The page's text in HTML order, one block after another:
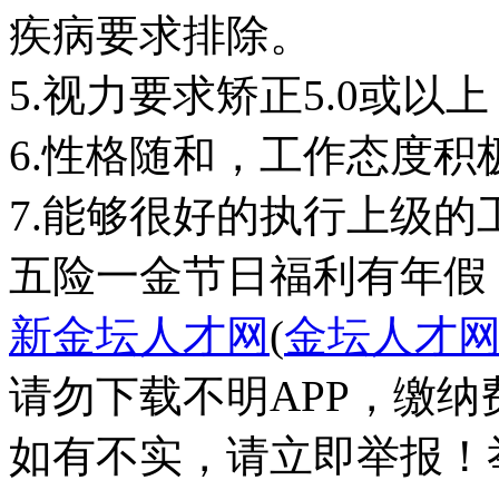
疾病要求排除。
5.视力要求矫正5.0或以
6.性格随和，工作态度积
五险一金节日福利 有年假
新金坛人才网(金坛人才
请勿下载不明APP，缴
如有不实，请立即举报